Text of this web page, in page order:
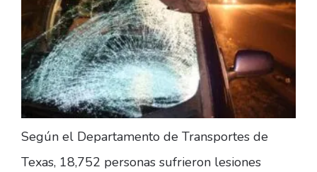
Según el Departamento de Transportes de
Texas, 18,752 personas sufrieron lesiones